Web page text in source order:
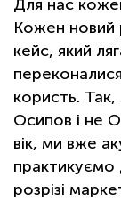
Для нас
Кожен новий
кейс, який
користь.
Осипов і не
вік, ми вже
практикуємо
розрізі